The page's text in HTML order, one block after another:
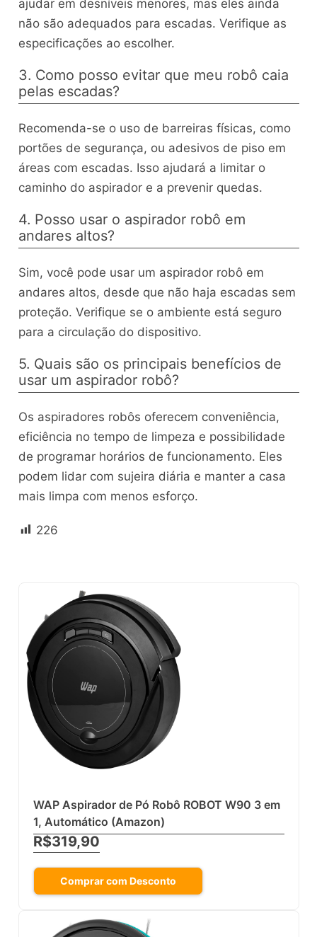
ajudar em desníveis menores, mas eles ainda
não são adequados para escadas. Verifique as
especificações ao escolher.
3. Como posso evitar que meu robô caia
pelas escadas?
Recomenda-se o uso de barreiras físicas, como
portões de segurança, ou adesivos de piso em
áreas com escadas. Isso ajudará a limitar o
caminho do aspirador e a prevenir quedas.
4. Posso usar o aspirador robô em
andares altos?
Sim, você pode usar um aspirador robô em
andares altos, desde que não haja escadas sem
proteção. Verifique se o ambiente está seguro
para a circulação do dispositivo.
5. Quais são os principais benefícios de
usar um aspirador robô?
Os aspiradores robôs oferecem conveniência,
eficiência no tempo de limpeza e possibilidade
de programar horários de funcionamento. Eles
podem lidar com sujeira diária e manter a casa
mais limpa com menos esforço.
226
WAP Aspirador de Pó Robô ROBOT W90 3 em
1, Automático (Amazon)
R$319,90
Comprar com Desconto